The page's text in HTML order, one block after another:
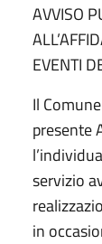
AVVISO
EVENTI
Il
presente
servizio
in